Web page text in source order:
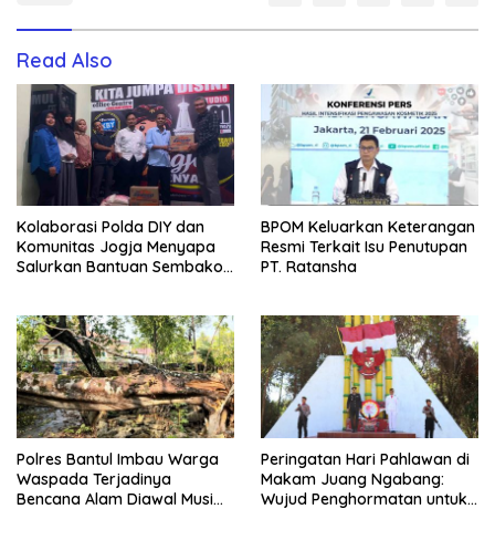
Read Also
Kolaborasi Polda DIY dan
Komunitas Jogja Menyapa
Salurkan Bantuan Sembako,
BPOM Keluarkan Keterangan
Resmi Terkait Isu Penutupan
PT. Ratansha
Polres Bantul Imbau Warga
Waspada Terjadinya
Bencana Alam Diawal Musim
Peringatan Hari Pahlawan di
Makam Juang Ngabang:
Wujud Penghormatan untuk